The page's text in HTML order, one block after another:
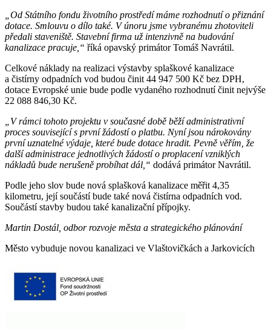
„Od Státního fondu životního prostředí máme rozhodnutí o přiznání
dotace. Smlouvu o dílo také. V únoru jsme vybranému zhotoviteli
předali staveniště. Stavební firma už intenzivně na budování
kanalizace pracuje,“ říká opavský primátor Tomáš Navrátil.
Celkové náklady na realizaci výstavby splaškové kanalizace
a čistírny odpadních vod budou činit 44 947 500 Kč bez DPH,
dotace Evropské unie bude podle vydaného rozhodnutí činit nejvýše
22 088 846,30 Kč.
„V rámci tohoto projektu v současné době běží administrativní
proces související s první žádostí o platbu. Nyní jsou nárokovány
první uznatelné výdaje, které bude dotace hradit. Pevně věřím, že
další administrace jednotlivých žádostí o proplacení vzniklých
nákladů bude nerušeně probíhat dál,“ dodává primátor Navrátil.
Podle jeho slov bude nová splašková kanalizace měřit 4,35
kilometru, její součástí bude také nová čistírna odpadních vod.
Součástí stavby budou také kanalizační přípojky.
Martin Dostál, odbor rozvoje města a strategického plánování
Město vybuduje novou kanalizaci ve Vlaštovičkách a Jarkovicích